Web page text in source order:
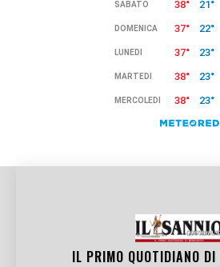
IL PRIMO QUOTIDIANO DI